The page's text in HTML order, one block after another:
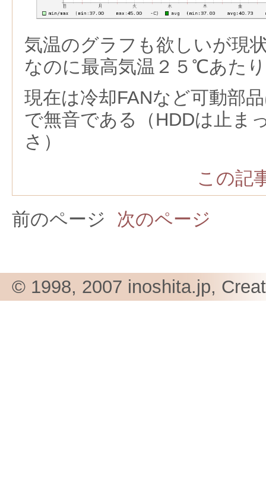
気温のグラフも欲しいが現
なのに最高気温２５℃あた
現在は冷却FANなど可動部
で無音である（HDDは止ま
さ）
この記
前のページ
次のページ
© 1998, 2007 inoshita.jp,